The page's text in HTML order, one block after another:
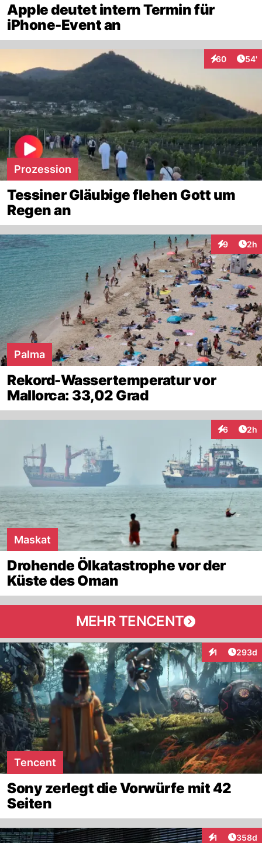
Apple deutet intern Termin für
iPhone-Event an
60
Interaktionen
54'
Prozession
Tessiner Gläubige flehen Gott um
Regen an
9 2h
Palma
Rekord-Wassertemperatur vor
Mallorca: 33,02 Grad
6 2h
Maskat
Drohende Ölkatastrophe vor der
Küste des Oman
MEHR TENCENT
1
Interaktionen
293d
Tencent
Sony zerlegt die Vorwürfe mit 42
Seiten
1 358d